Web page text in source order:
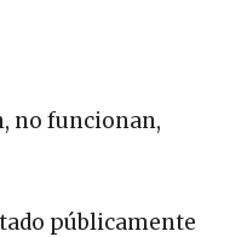
no funcionan,
públicamente